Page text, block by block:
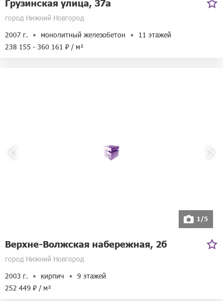
Грузинская улица, 37а
город Нижний Новгород
2007 г.
монолитный железобетон
11 этажей
238 155 - 360 161 ₽ / м²
1/5
Верхне-Волжская набережная, 2б
город Нижний Новгород
2003 г.
кирпич
9 этажей
252 449 ₽ / м²